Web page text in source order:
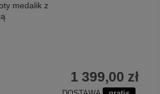
medalik z
1 399,00 zł